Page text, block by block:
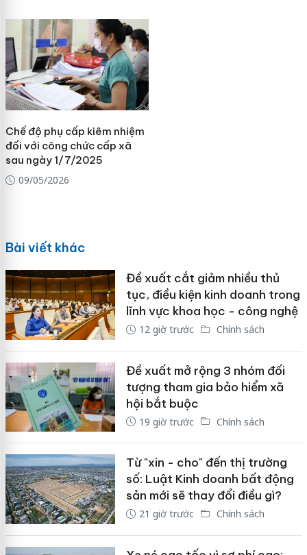
Chế độ phụ cấp kiêm nhiệm
đối với công chức cấp xã
sau ngày 1/7/2025
09/05/2026
Bài viết khác
Đề xuất cắt giảm nhiều thủ
tục, điều kiện kinh doanh trong
lĩnh vực khoa học - công nghệ
12 giờ trước Chính sách
Đề xuất mở rộng 3 nhóm đối
tượng tham gia bảo hiểm xã
hội bắt buộc
19 giờ trước Chính sách
Từ "xin - cho" đến thị trường
số: Luật Kinh doanh bất động
sản mới sẽ thay đổi điều gì?
21 giờ trước Chính sách